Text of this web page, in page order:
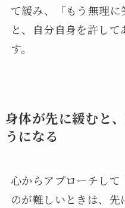
て緩み、「もう無理に
と、自分自身を許し
す。
身体が先に緩むと
うになる
心からアプローチして
のが難しいときは、先